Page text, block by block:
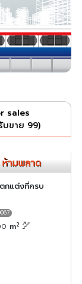
sales
บขาย 99)
กแต่งที่ครบ
m2